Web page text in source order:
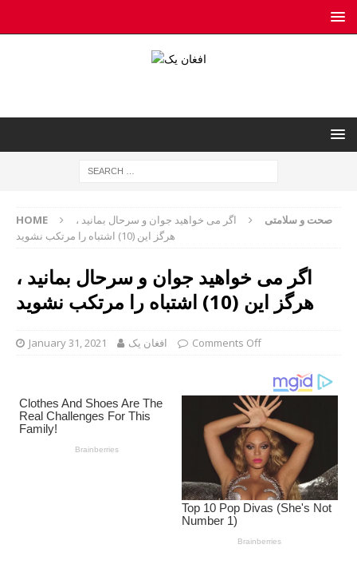
HOME صحت و سلامتی
اگر می خواهید جوان و سرحال بمانید ،
هرگز این (10) اشتباه را مرتکب نشوید
اگر می خواهید جوان و سرحال بمانید ،
هرگز این (10) اشتباه را مرتکب نشوید
January 31, 2021 افغان یک Comments Off